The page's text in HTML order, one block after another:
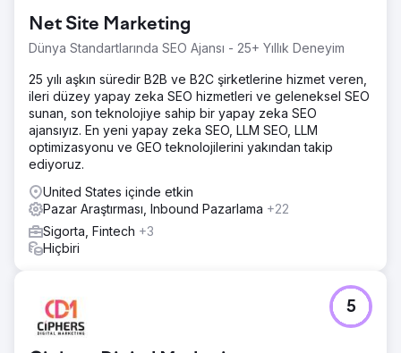
Net Site Marketing
Dünya Standartlarında SEO Ajansı - 25+ Yıllık Deneyim
25 yılı aşkın süredir B2B ve B2C şirketlerine hizmet veren,
ileri düzey yapay zeka SEO hizmetleri ve geleneksel SEO
sunan, son teknolojiye sahip bir yapay zeka SEO
ajansıyız. En yeni yapay zeka SEO, LLM SEO, LLM
optimizasyonu ve GEO teknolojilerini yakından takip
ediyoruz.
United States içinde etkin
Pazar Araştırması, Inbound Pazarlama +22
Sigorta, Fintech +3
Hiçbiri
5